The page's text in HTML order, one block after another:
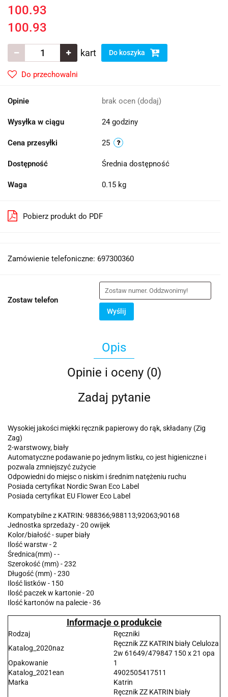
100.93
100.93
kart Do koszyka
Do przechowalni
Opinie brak ocen (dodaj)
Wysyłka w ciągu 24 godziny
Cena przesyłki 25
Dostępność Średnia dostępność
Waga 0.15 kg
Pobierz produkt do PDF
Zamówienie telefoniczne: 697300360
Zostaw telefon
Wyślij
Opis
Opinie i oceny (0)
Zadaj pytanie
Wysokiej jakości miękki ręcznik papierowy do rąk, składany (Zig
Zag)
2-warstwowy, biały
Automatyczne podawanie po jednym listku, co jest higieniczne i
pozwala zmniejszyć zużycie
Odpowiedni do miejsc o niskim i średnim natężeniu ruchu
Posiada certyfikat Nordic Swan Eco Label
Posiada certyfikat EU Flower Eco Label
Kompatybilne z KATRIN: 988366;988113;92063;90168
Jednostka sprzedaży - 20 owijek
Kolor/białość - super biały
Ilość warstw - 2
Średnica(mm) - -
Szerokość (mm) - 232
Długość (mm) - 230
Ilość listków - 150
Ilość paczek w kartonie - 20
Ilość kartonów na palecie - 36
Informacje o produkcie
Rodzaj
Ręczniki
Katalog_2020naz
Ręcznik ZZ KATRIN biały Celuloza
2w 61649/479847 150 x 21 opa
Opakowanie
1
Katalog_2021ean
4902505417511
Marka
Katrin
Ręcznik ZZ KATRIN biały